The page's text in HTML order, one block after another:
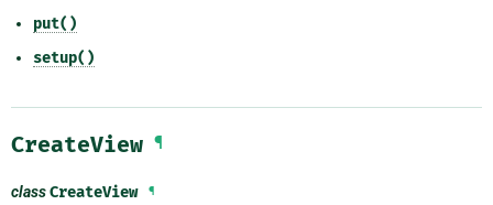
put()
setup()
CreateView ¶
classCreateView ¶